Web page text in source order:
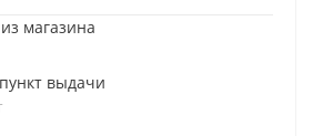
магазина
выдачи